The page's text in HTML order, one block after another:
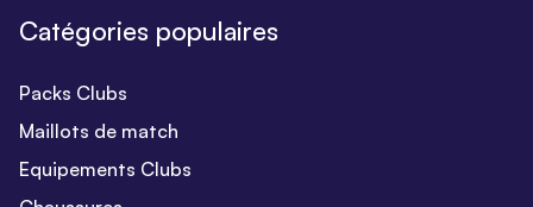
Catégories populaires
Packs Clubs
Maillots de match
Equipements Clubs